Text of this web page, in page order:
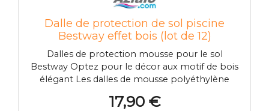
Dalle de protection de sol piscine
Bestway effet bois (lot de 12)
Dalles de protection mousse pour le sol
Bestway Optez pour le décor aux motif de bois
élégant Les dalles de mousse polyéthylène
essentielle pour votre spa ou votre piscine
17,90 €